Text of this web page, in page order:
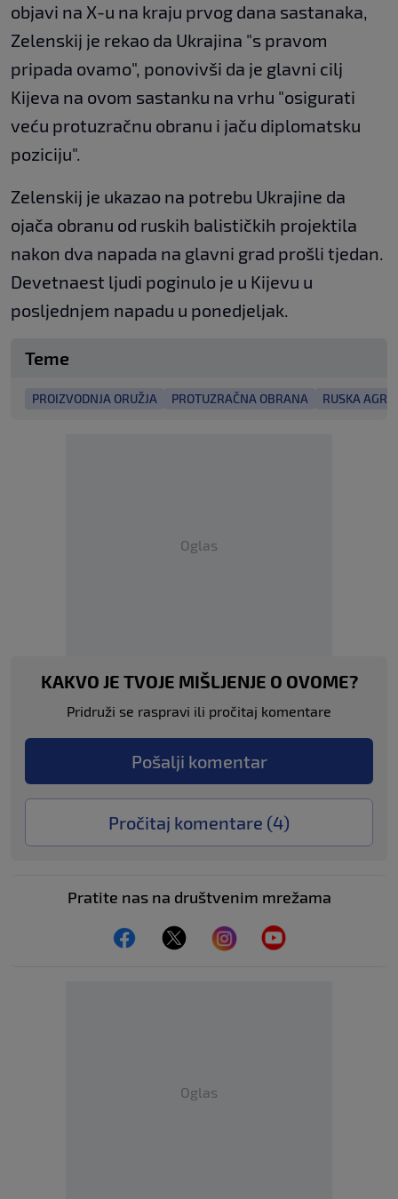
objavi na X-u na kraju prvog dana sastanaka,
Zelenskij je rekao da Ukrajina "s pravom
pripada ovamo", ponovivši da je glavni cilj
Kijeva na ovom sastanku na vrhu "osigurati
veću protuzračnu obranu i jaču diplomatsku
poziciju".
Zelenskij je ukazao na potrebu Ukrajine da
ojača obranu od ruskih balističkih projektila
nakon dva napada na glavni grad prošli tjedan.
Devetnaest ljudi poginulo je u Kijevu u
posljednjem napadu u ponedjeljak.
Teme
PROIZVODNJA ORUŽJA PROTUZRAČNA OBRANA RUSKA
Oglas
KAKVO JE TVOJE MIŠLJENJE O OVOME?
Pridruži se raspravi ili pročitaj komentare
Pošalji komentar
Pročitaj komentare (4)
Pratite nas na društvenim mrežama
Oglas